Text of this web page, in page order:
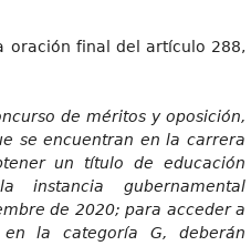
oración final del artículo 288,
de méritos y oposición,
se encuentran en la carrera
un título de educación
instancia gubernamental
de 2020; para acceder a
la categoría G, deberán